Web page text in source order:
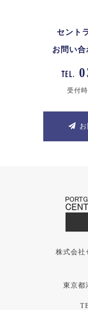
セント
お問い合
TEL.
受付
株式会社
東京都